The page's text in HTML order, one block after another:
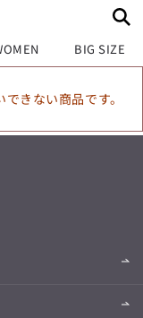
BIG SIZE
きない商品です。